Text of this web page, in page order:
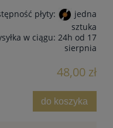
płyty:
jedna
sztuka
w ciągu: 24h od 17
sierpnia
48,00 zł
do koszyka